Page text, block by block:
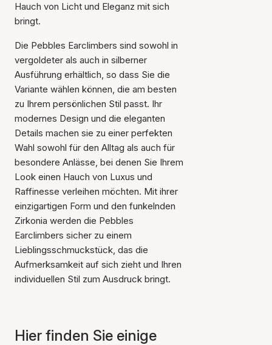
Der Artikel wurde in den
Warenkorb gelegt
Hauch von Licht und Eleganz mit sich
bringt.
Die Pebbles Earclimbers sind sowohl in
vergoldeter als auch in silberner
Ausführung erhältlich, so dass Sie die
Variante wählen können, die am besten
zu Ihrem persönlichen Stil passt. Ihr
modernes Design und die eleganten
Details machen sie zu einer perfekten
Wahl sowohl für den Alltag als auch für
besondere Anlässe, bei denen Sie Ihrem
Look einen Hauch von Luxus und
Raffinesse verleihen möchten. Mit ihrer
einzigartigen Form und den funkelnden
Zirkonia werden die Pebbles
Earclimbers sicher zu einem
Lieblingsschmuckstück, das die
Aufmerksamkeit auf sich zieht und Ihren
individuellen Stil zum Ausdruck bringt.
Hier finden Sie einige